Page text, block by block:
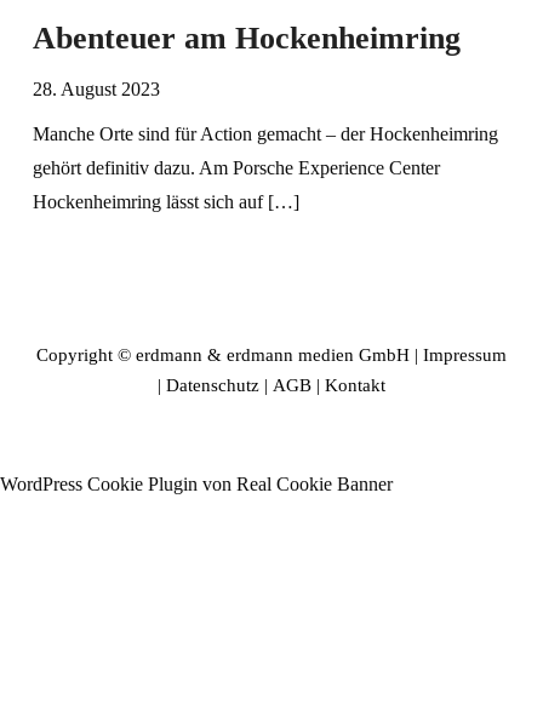
Abenteuer am Hockenheimring
28. August 2023
Manche Orte sind für Action gemacht – der Hockenheimring
gehört definitiv dazu. Am Porsche Experience Center
Hockenheimring lässt sich auf […]
Copyright © erdmann & erdmann medien GmbH | Impressum
| Datenschutz | AGB | Kontakt
WordPress Cookie Plugin von Real Cookie Banner